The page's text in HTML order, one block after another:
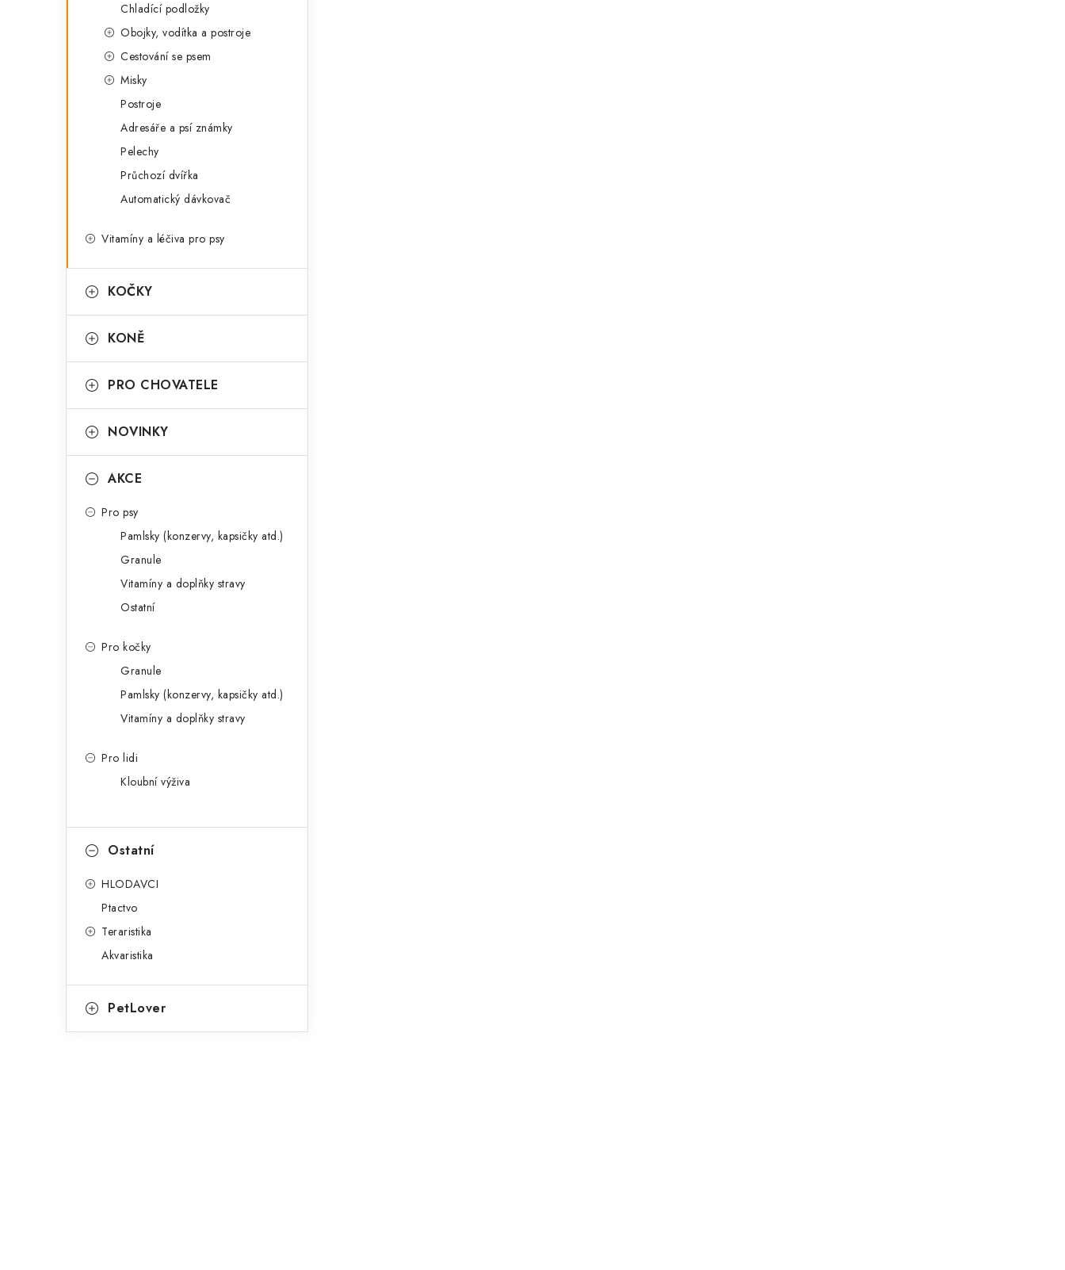
Chladící podložky
Obojky, vodítka a postroje
Cestování se psem
Misky
Postroje
Adresáře a psí známky
Pelechy
Průchozí dvířka
Automatický dávkovač
Vitamíny a léčiva pro psy
KOČKY
KONĚ
PRO CHOVATELE
NOVINKY
AKCE
Pro psy
Pamlsky (konzervy, kapsičky atd.)
Granule
Vitamíny a doplňky stravy
Ostatní
Pro kočky
Granule
Pamlsky (konzervy, kapsičky atd.)
Vitamíny a doplňky stravy
Pro lidi
Kloubní výživa
Ostatní
HLODAVCI
Ptactvo
Teraristika
Akvaristika
PetLover